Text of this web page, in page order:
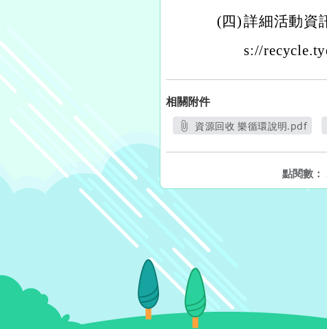
(四)詳細活動資
s://
相關附件
資源回收 樂循環說明.pdf
點閱數：